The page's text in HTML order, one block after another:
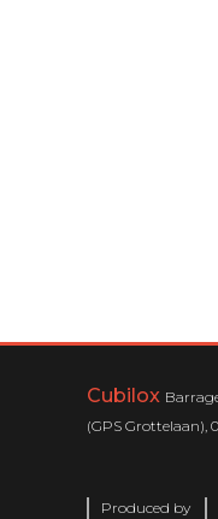
Cubilox
(GPS Grottelaan),
Produced by